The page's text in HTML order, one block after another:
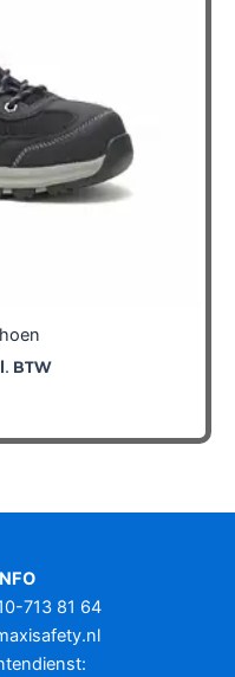
BTW
713 81 64